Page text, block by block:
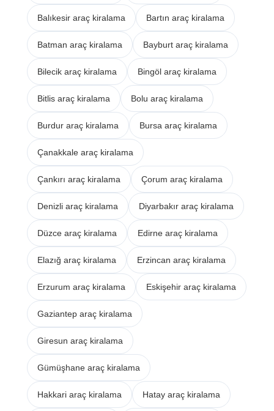
Balıkesir araç kiralama Bartın araç kiralama
Batman araç kiralama Bayburt araç kiralama
Bilecik araç kiralama Bingöl araç kiralama
Bitlis araç kiralama Bolu araç kiralama
Burdur araç kiralama Bursa araç kiralama
Çanakkale araç kiralama
Çankırı araç kiralama Çorum araç kiralama
Denizli araç kiralama Diyarbakır araç kiralama
Düzce araç kiralama Edirne araç kiralama
Elazığ araç kiralama Erzincan araç kiralama
Erzurum araç kiralama Eskişehir araç kiralama
Gaziantep araç kiralama
Giresun araç kiralama
Gümüşhane araç kiralama
Hakkari araç kiralama Hatay araç kiralama